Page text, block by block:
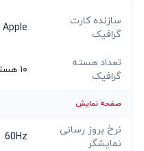
سازنده کارت
گرافیک
Apple
تعداد هسته
گرافیک
۱۰ هسته
صفحه نمایش
نرخ بروز رسانی
نمایشگر
60Hz